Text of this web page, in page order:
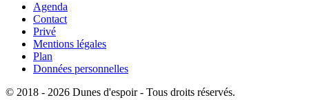
Agenda
Contact
Privé
Mentions légales
Plan
Données personnelles
© 2018 - 2026 Dunes d'espoir - Tous droits réservés.